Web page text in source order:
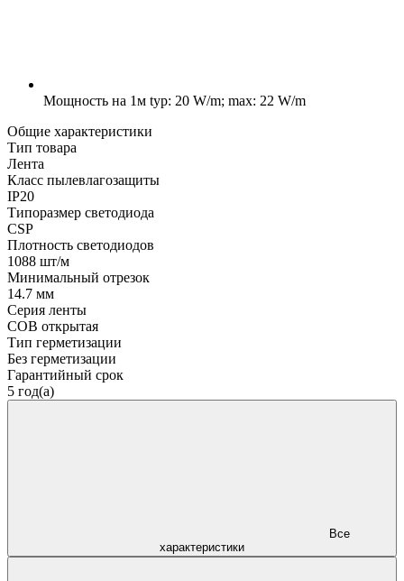
Мощность на 1м typ: 20 W/m; max: 22 W/m
Общие характеристики
Тип товара
Лента
Класс пылевлагозащиты
IP20
Типоразмер светодиода
CSP
Плотность светодиодов
1088 шт/м
Минимальный отрезок
14.7 мм
Серия ленты
COB открытая
Тип герметизации
Без герметизации
Гарантийный срок
5 год(а)
характеристики